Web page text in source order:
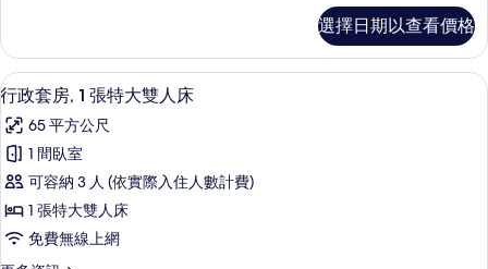
所
有
相
片
詳
情
張
單
人
床,
泳
池
景
觀
雙
床
房,
2
張
單
床,
泳
池
景
選擇日期以查看價格
顯
示
行
政
套
房,
行政套房, 1 張特大雙人床 | 客房內保
15
行政套房, 1 張特大雙人床
65 平方公尺
1 間臥室
可容納 3 人 (依實際入住人數計費)
1 張特大雙人床
免費無線上網